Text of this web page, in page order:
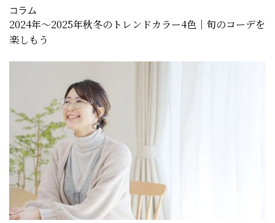
コラム
2024年～2025年秋冬のトレンドカラー4色｜旬のコーデを
楽しもう